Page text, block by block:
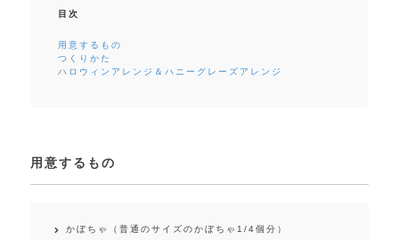
目次
用意するもの
つくりかた
ハロウィンアレンジ＆ハニーグレーズアレンジ
用意するもの
かぼちゃ（普通のサイズのかぼちゃ1/4個分）